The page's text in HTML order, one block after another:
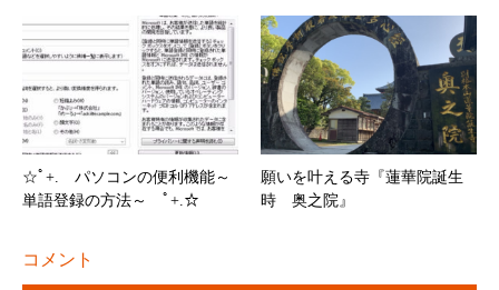
☆ﾟ+. パソコンの便利機能～
単語登録の方法～ ﾟ+.☆
願いを叶える寺『蓮華院誕生
時 奥之院』
コメント